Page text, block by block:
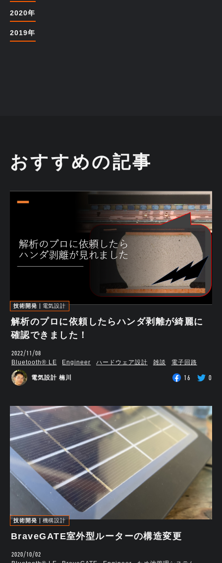
2020年
2019年
おすすめの記事
技術開発 電気設計
解析のプロに依頼したらハンダ剥離が綺麗に
確認できました！
2022/11/08
Bluetooth®︎ LE Engineer ハードウェア設計 雑談 電子回路
電気設計 楠川 16 0
技術開発 機構設計
BraveGATE室外型ルーターの構造変更
2020/10/02